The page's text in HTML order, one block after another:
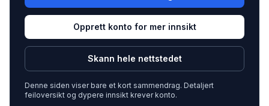
Opprett konto for mer innsikt
Skann hele nettstedet
Denne siden viser bare et kort sammendrag. Detaljert
feiloversikt og dypere innsikt krever konto.